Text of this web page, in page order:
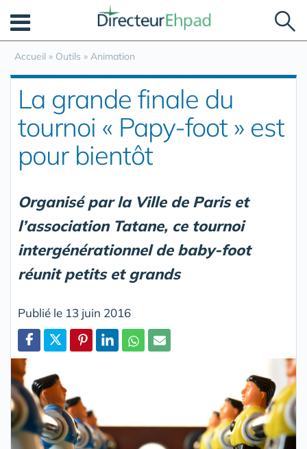
Accueil » Outils » Animation
La grande finale du
tournoi « Papy-foot » est
pour bientôt
Organisé par la Ville de Paris et
l’association Tatane, ce tournoi
intergénérationnel de baby-foot
réunit petits et grands
Publié le 13 juin 2016
Partager
Panneau de gestion des cookies